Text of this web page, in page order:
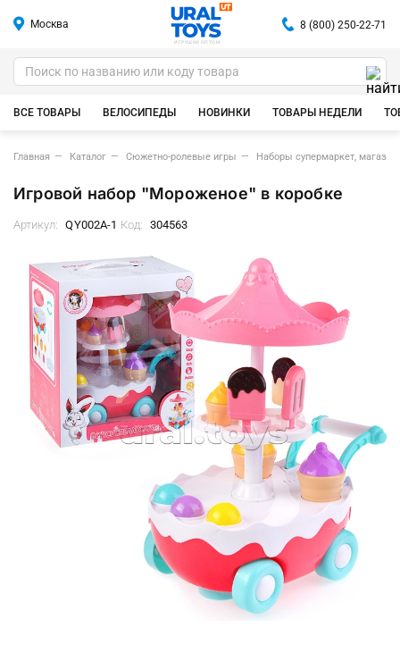
Москва
ИГРУШКИ ОПТОМ
8 (800) 250-22-71
ВСЕ ТОВАРЫ ВЕЛОСИПЕДЫ НОВИНКИ ТОВАРЫ НЕДЕЛИ
Главная Каталог Сюжетно-ролевые игры Наборы супермаркет, магазин
Игровой набор "Мороженое" в коробке
Артикул: QY002A-1 Код: 304563